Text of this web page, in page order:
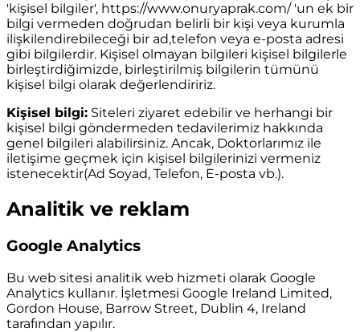
'kişisel bilgiler', https://www.onuryaprak.com/ 'un ek bir
bilgi vermeden doğrudan belirli bir kişi veya kurumla
ilişkilendirebileceği bir ad,telefon veya e-posta adresi
gibi bilgilerdir. Kişisel olmayan bilgileri kişisel bilgilerle
birleştirdiğimizde, birleştirilmiş bilgilerin tümünü
kişisel bilgi olarak değerlendiririz.
Kişisel bilgi: Siteleri ziyaret edebilir ve herhangi bir
kişisel bilgi göndermeden tedavilerimiz hakkında
genel bilgileri alabilirsiniz. Ancak, Doktorlarımız ile
iletişime geçmek için kişisel bilgilerinizi vermeniz
istenecektir(Ad Soyad, Telefon, E-posta vb.).
Analitik ve reklam
Google Analytics
Bu web sitesi analitik web hizmeti olarak Google
Analytics kullanır. İşletmesi Google Ireland Limited,
Gordon House, Barrow Street, Dublin 4, Ireland
tarafından yapılır.